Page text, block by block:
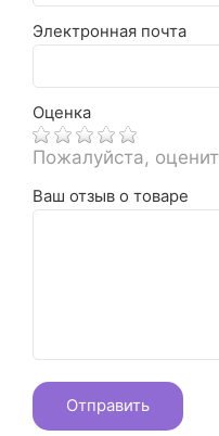
Электронная почта
Оценка
Пожалуйста,
Ваш отзыв о товаре